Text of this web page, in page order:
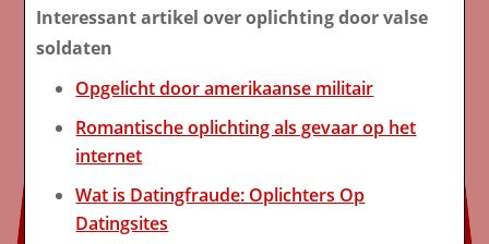
Interessant artikel over oplichting door valse
soldaten
Opgelicht door amerikaanse militair
Romantische oplichting als gevaar op het
internet
Wat is Datingfraude: Oplichters Op
Datingsites